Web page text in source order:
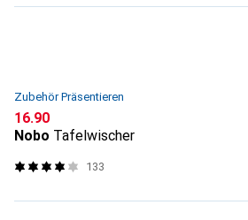
Zubehör Präsentieren
CHF
16.90
Nobo Tafelwischer
133